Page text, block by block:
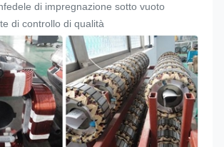
di impregnazione sotto vuoto
di controllo di qualità